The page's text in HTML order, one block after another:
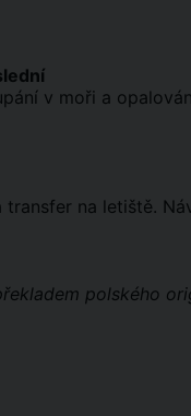
v moři a
na letiště.
polského